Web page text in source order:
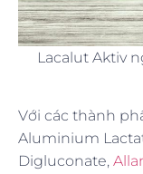
Lacalut Aktiv
Với các thành
Aluminium
Digluconate,